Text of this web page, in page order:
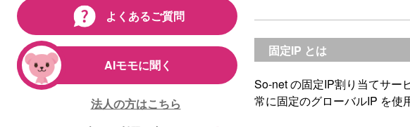
よくあるご質問
AIモモに聞く
法人の方はこちら
固定IP とは
So-net の固定IP割り当てサー
常に固定のグローバルIP を使